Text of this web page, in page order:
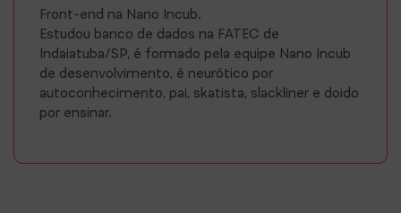
Front-end na Nano Incub.
Estudou banco de dados na FATEC de
Indaiatuba/SP, é formado pela equipe Nano Incub
de desenvolvimento, é neurótico por
autoconhecimento, pai, skatista, slackliner e doido
por ensinar.